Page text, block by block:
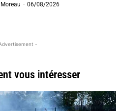
- 06/08/2026
-
vous intéresser